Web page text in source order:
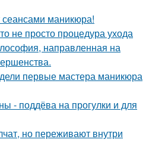
маникюра!
не просто процедура ухода
направленная на
первые мастера маникюра
- поддёва на прогулки и для
но переживают внутри